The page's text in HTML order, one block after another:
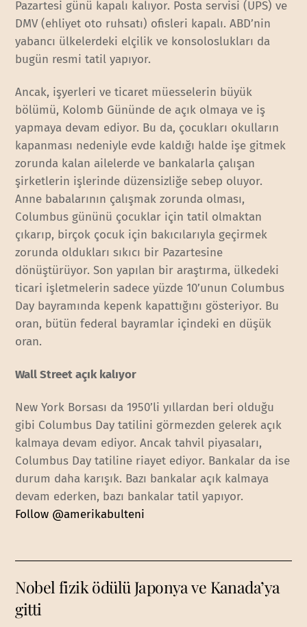
Pazartesi günü kapalı kalıyor. Posta servisi (UPS) ve
DMV (ehliyet oto ruhsatı) ofisleri kapalı. ABD’nin
yabancı ülkelerdeki elçilik ve konsoloslukları da
bugün resmi tatil yapıyor.
Ancak, işyerleri ve ticaret müesselerin büyük
bölümü, Kolomb Gününde de açık olmaya ve iş
yapmaya devam ediyor. Bu da, çocukları okulların
kapanması nedeniyle evde kaldığı halde işe gitmek
zorunda kalan ailelerde ve bankalarla çalışan
şirketlerin işlerinde düzensizliğe sebep oluyor.
Anne babalarının çalışmak zorunda olması,
Columbus gününü çocuklar için tatil olmaktan
çıkarıp, birçok çocuk için bakıcılarıyla geçirmek
zorunda oldukları sıkıcı bir Pazartesine
dönüştürüyor. Son yapılan bir araştırma, ülkedeki
ticari işletmelerin sadece yüzde 10’unun Columbus
Day bayramında kepenk kapattığını gösteriyor. Bu
oran, bütün federal bayramlar içindeki en düşük
oran.
Wall Street açık kalıyor
New York Borsası da 1950’li yıllardan beri olduğu
gibi Columbus Day tatilini görmezden gelerek açık
kalmaya devam ediyor. Ancak tahvil piyasaları,
Columbus Day tatiline riayet ediyor. Bankalar da ise
durum daha karışık. Bazı bankalar açık kalmaya
devam ederken, bazı bankalar tatil yapıyor.
Follow @amerikabulteni
Nobel fizik ödülü Japonya ve Kanada’ya
gitti